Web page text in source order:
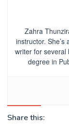
Zahra
instructor.
writer for several
degree in
Share this: